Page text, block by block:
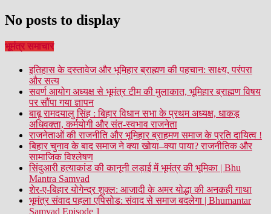
No posts to display
भूमंत्र समाचार
इतिहास के दस्तावेज और भूमिहार ब्राह्मण की पहचान: साक्ष्य, परंपरा
और सत्य
सवर्ण आयोग अध्यक्ष से भूमंत्र टीम की मुलाकात, भूमिहार ब्राह्मण विषय
पर सौंपा गया ज्ञापन
बाबू रामदयालु सिंह : बिहार विधान सभा के प्रथम अध्यक्ष, धाकड़
अधिवक्ता, कर्मयोगी और संत-स्वभाव राजनेता
राजनेताओं की राजनीति और भूमिहार ब्राहमण समाज के प्रति दायित्व !
बिहार चुनाव के बाद समाज ने क्या खोया–क्या पाया? राजनीतिक और
सामाजिक विश्लेषण
सिंदुआरी हत्याकांड की कानूनी लड़ाई में भूमंत्र की भूमिका | Bhu
Mantra Samvad
शेर-ए-बिहार योगेन्द्र शुक्ल: आजादी के अमर योद्धा की अनकही गाथा
भूमंत्र संवाद पहला एपिसोड: संवाद से समाज बदलेगा | Bhumantar
Samvad Episode 1